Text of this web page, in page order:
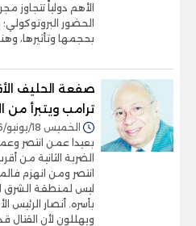
الأهم دولياً تتجاوز
الحضور
بحجمها وتأثيرها،
صفعة الحليف
ترامب ويتبرأ من
الخميس 18/يونيو/2026 - 02:59 م
بعيدا عمن انتصر
الضربة الثانية من
انتصر ومن انهزم
ليس لمنطقة الشرق
بأسره. أنصار الرئيس
ويهللون لأن